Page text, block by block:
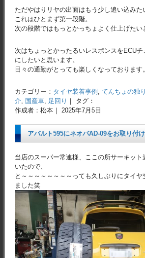
ただやはりリヤの出面はもう少し追い込みた
これはひとまず第一段階。
次の段階ではもっとかっちょよく仕上げたい
次はちょっとかったるいレスポンスをECU
にしたいと思います。
日々の通勤がとっても楽しくなっております。
カテゴリー： タイヤ装着事例 てんちょの独
介 国産車 足回り ｜ タグ：
作成者：松本｜ 2025年7月5日
アバルト595にネオバAD-09をお取り付け
当店のスーパー常連様、ここの所サーキッ
いたので、
と～～～～～～～～っても久しぶりにタイヤ
ました笑